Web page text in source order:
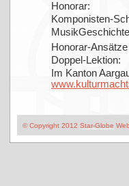
Honorar:
Komponisten-
Honorar-
Doppel-Lektion:
Im Kanton
© Copyright 2012 Star-Globe